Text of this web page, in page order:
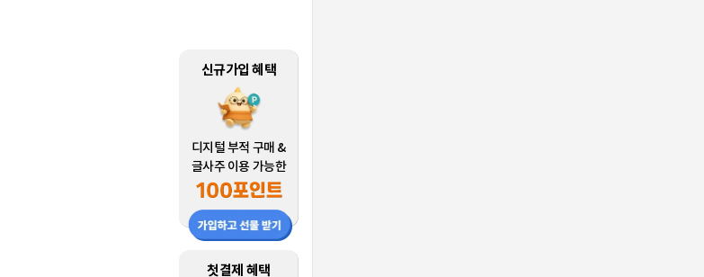
신규가입 혜택
디지털 부적 구매 &
글사주 이용 가능한
첫결제 혜택